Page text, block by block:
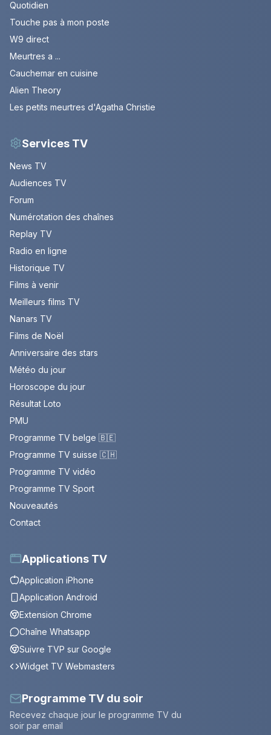
Quotidien
Touche pas à mon poste
W9 direct
Meurtres a ...
Cauchemar en cuisine
Alien Theory
Les petits meurtres d'Agatha Christie
Services TV
News TV
Audiences TV
Forum
Numérotation des chaînes
Replay TV
Radio en ligne
Historique TV
Films à venir
Meilleurs films TV
Nanars TV
Films de Noël
Anniversaire des stars
Météo du jour
Horoscope du jour
Résultat Loto
PMU
Programme TV belge 🇧🇪
Programme TV suisse 🇨🇭
Programme TV vidéo
Programme TV Sport
Nouveautés
Contact
Applications TV
Application iPhone
Application Android
Extension Chrome
Chaîne Whatsapp
Suivre TVP sur Google
Widget TV Webmasters
Programme TV du soir
Recevez chaque jour le programme TV du
soir par email